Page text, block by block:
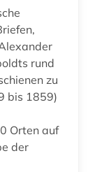
rund
zu
bis 1859)
Orten auf
der